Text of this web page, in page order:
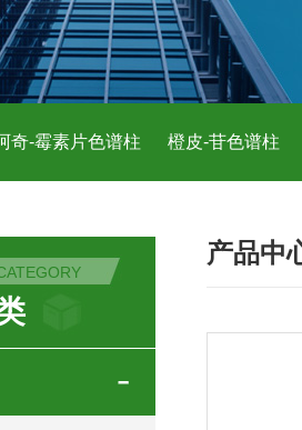
奇-霉素片色谱柱 橙皮-苷色谱柱
COSMOSIL 1.8PBr五溴苯基色谱柱
丝子 柠檬黄色谱柱
度Force Scientific Rubitas色谱柱
产品中